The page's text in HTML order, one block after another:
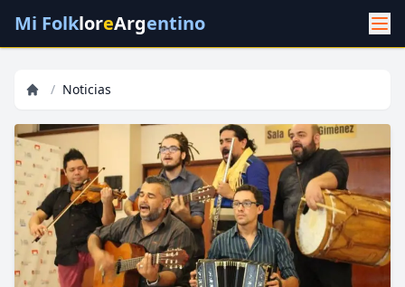
Mi FolkloreArgentino
/ Noticias